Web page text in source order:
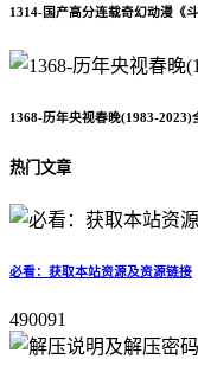
1314-国产高分连载奇幻动漫《
1368-历年央视春晚(1983-2023)
热门文章
必看：获取本站资源及资源链接
490091